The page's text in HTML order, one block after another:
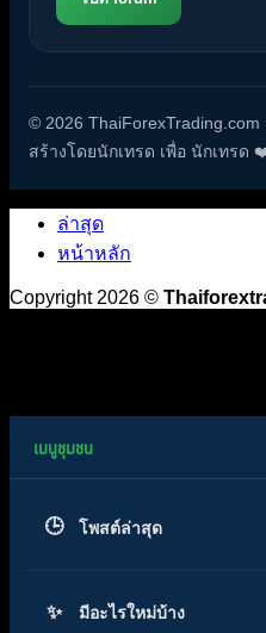
© 2026
สร้างโดยนักเทรด เพื่อ นักเทรด
ล่าสุด
หน้าหลัก
Copyright 2026 ©
โพสต์ล่าสุด
มีอะไรใหม่บ้าง